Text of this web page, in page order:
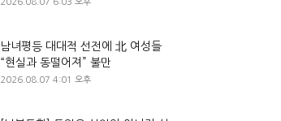
2026.08.07 6:03 오후
남녀평등 대대적 선전에 北 여성들
“현실과 동떨어져” 불만
2026.08.07 4:01 오후